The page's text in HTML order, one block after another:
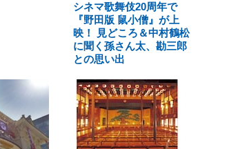
シネマ歌舞伎20周年で
『野田版 鼠小僧』が上
映！ 見どころ＆中村鶴松
に聞く孫さん太、勘三郎
との思い出